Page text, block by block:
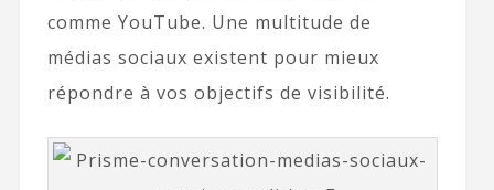
comme YouTube. Une multitude de
médias sociaux existent pour mieux
répondre à vos objectifs de visibilité.